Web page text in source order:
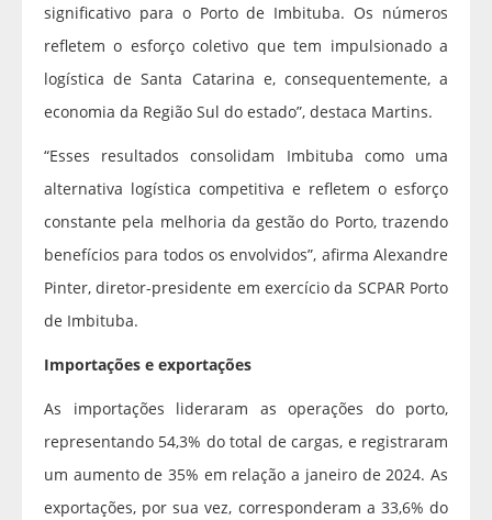
significativo para o Porto de Imbituba. Os números
refletem o esforço coletivo que tem impulsionado a
logística de Santa Catarina e, consequentemente, a
economia da Região Sul do estado”, destaca Martins.
“Esses resultados consolidam Imbituba como uma
alternativa logística competitiva e refletem o esforço
constante pela melhoria da gestão do Porto, trazendo
benefícios para todos os envolvidos”, afirma Alexandre
Pinter, diretor-presidente em exercício da SCPAR Porto
de Imbituba.
Importações e exportações
As importações lideraram as operações do porto,
representando 54,3% do total de cargas, e registraram
um aumento de 35% em relação a janeiro de 2024. As
exportações, por sua vez, corresponderam a 33,6% do